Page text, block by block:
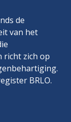
de
van het
richt zich op
BRLO.